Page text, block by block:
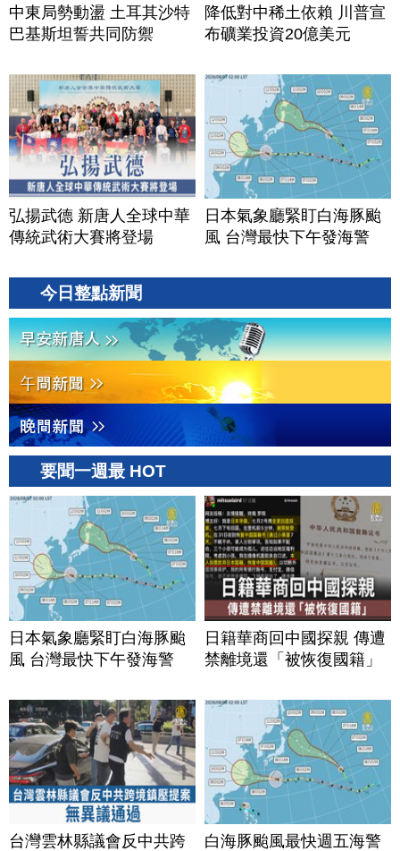
中東局勢動盪 土耳其沙特
巴基斯坦誓共同防禦
降低對中稀土依賴 川普宣
布礦業投資20億美元
弘揚武德 新唐人全球中華
傳統武術大賽將登場
日本氣象廳緊盯白海豚颱
風 台灣最快下午發海警
今日整點新聞
要聞一週最 HOT
日本氣象廳緊盯白海豚颱
風 台灣最快下午發海警
日籍華商回中國探親 傳遭
禁離境還「被恢復國籍」
台灣雲林縣議會反中共跨
白海豚颱風最快週五海警